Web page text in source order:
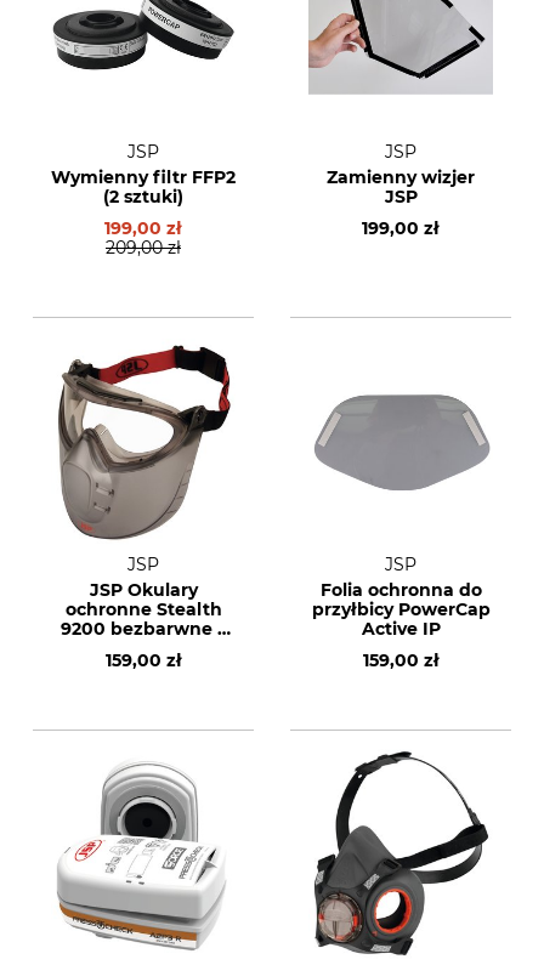
JSP
Wymienny filtr FFP2
(2 sztuki)
199,00 zł
209,00 zł
JSP
Zamienny wizjer
JSP
199,00 zł
JSP
JSP Okulary
ochronne Stealth
9200 bezbarwne z
osłoną twarzy
159,00 zł
JSP
Folia ochronna do
przyłbicy PowerCap
Active IP
159,00 zł